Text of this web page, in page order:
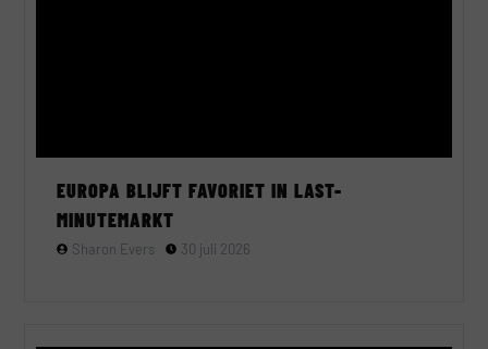
EUROPA BLIJFT FAVORIET IN LAST-
MINUTEMARKT
Sharon Evers 30 juli 2026